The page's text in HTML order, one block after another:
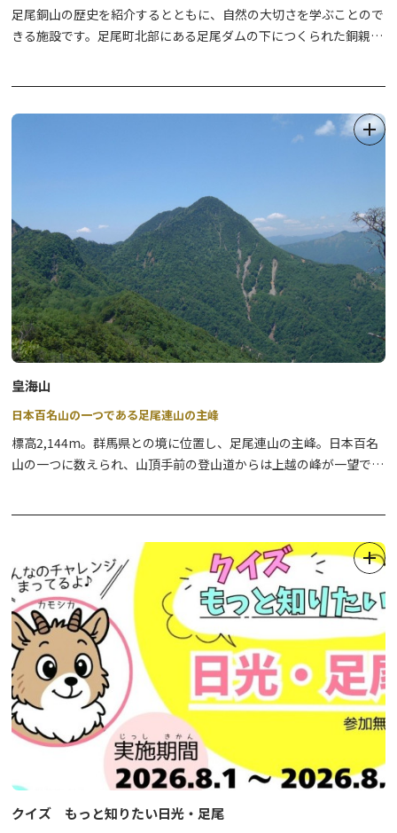
※座学終了後、徒歩で移動します
場 所：日光山輪王寺常行堂
※摩多羅神に願の護摩木に氏名及び御願い事を祈願し、後日護摩堂
戦場ヶ原、中禅寺湖、表参道の３ポイントで見上げる星座が分かる
天球アプリです。東照宮石鳥居や男体山などの対象物から星座を学
ぶことができます。
DLはこちら⇒https://star-nikko.org/index.html#StarAppDL
足尾銅山の歴史を紹介するとともに、自然の大切さを学ぶことので
きる施設です。足尾町北部にある足尾ダムの下につくられた銅親水
の人たちがわかりやすく説明しています。
皇海山
日本百名山の一つである足尾連山の主峰
標高2,144m。群馬県との境に位置し、足尾連山の主峰。日本百名
山の一つに数えられ、山頂手前の登山道からは上越の峰が一望でき
日本百名山のひとつ「皇海山」への登山途中にあります『庚申山
荘』は、令和8年4月16日より避難小屋として利用再開しました。
庚申山荘内の水、及びバイオトイレも使用可能ですが使用できない
こともあるので、携帯用トイレをお持ちください。
避難小屋の利用料金は、無料です。予約の必要はなく、通年利用で
きます。
寝袋必携です。
詳しくは
日光市ＨＰをご確認ください。
クイズ もっと知りたい日光・足尾